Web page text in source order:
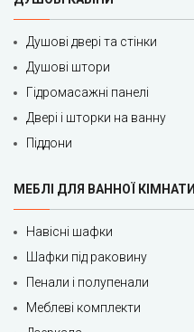
Душові двері та стінки
Душові штори
Гідромасажні панелі
Двері і шторки на ванну
Піддони
МЕБЛІ ДЛЯ ВАННОЇ КІМНАТИ
Навісні шафки
Шафки під раковину
Пенали і полупенали
Меблеві комплекти